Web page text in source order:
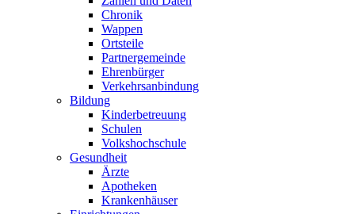
Chronik
Wappen
Ortsteile
Partnergemeinde
Ehrenbürger
Verkehrsanbindung
Bildung
Kinderbetreuung
Schulen
Volkshochschule
Gesundheit
Ärzte
Apotheken
Krankenhäuser